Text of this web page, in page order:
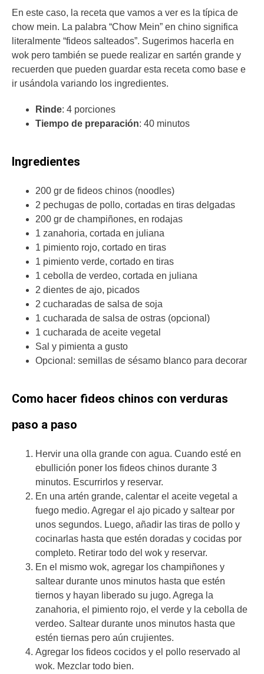
En este caso, la receta que vamos a ver es la típica de
chow mein. La palabra “Chow Mein” en chino significa
literalmente “fideos salteados”. Sugerimos hacerla en
wok pero también se puede realizar en sartén grande y
recuerden que pueden guardar esta receta como base e
ir usándola variando los ingredientes.
Rinde: 4 porciones
Tiempo de preparación: 40 minutos
Ingredientes
200 gr de fideos chinos (noodles)
2 pechugas de pollo, cortadas en tiras delgadas
200 gr de champiñones, en rodajas
1 zanahoria, cortada en juliana
1 pimiento rojo, cortado en tiras
1 pimiento verde, cortado en tiras
1 cebolla de verdeo, cortada en juliana
2 dientes de ajo, picados
2 cucharadas de salsa de soja
1 cucharada de salsa de ostras (opcional)
1 cucharada de aceite vegetal
Sal y pimienta a gusto
Opcional: semillas de sésamo blanco para decorar
Como hacer fideos chinos con verduras
paso a paso
Hervir una olla grande con agua. Cuando esté en
ebullición poner los fideos chinos durante 3
minutos. Escurrirlos y reservar.
En una artén grande, calentar el aceite vegetal a
fuego medio. Agregar el ajo picado y saltear por
unos segundos. Luego, añadir las tiras de pollo y
cocinarlas hasta que estén doradas y cocidas por
completo. Retirar todo del wok y reservar.
En el mismo wok, agregar los champiñones y
saltear durante unos minutos hasta que estén
tiernos y hayan liberado su jugo. Agrega la
zanahoria, el pimiento rojo, el verde y la cebolla de
verdeo. Saltear durante unos minutos hasta que
estén tiernas pero aún crujientes.
Agregar los fideos cocidos y el pollo reservado al
wok. Mezclar todo bien.